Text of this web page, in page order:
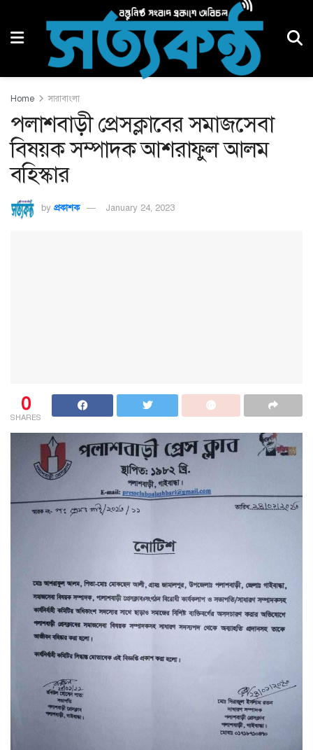
Home সারাবাংলা
পলাশবাড়ী প্রেসক্লাবের সমাজসেবা
বিষয়ক সম্পাদক আশরাফুল আলম
বহিস্কার
by প্রকাশক January 24, 2023
0
SHARES